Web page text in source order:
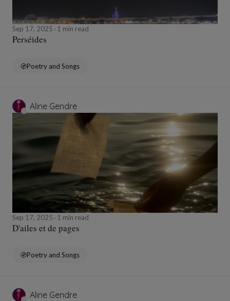
Sep 17, 2025 1 min read
Perséides
Poetry and Songs
Aline Gendre
Sep 17, 2025 1 min read
D'ailes et de pages
Poetry and Songs
Aline Gendre